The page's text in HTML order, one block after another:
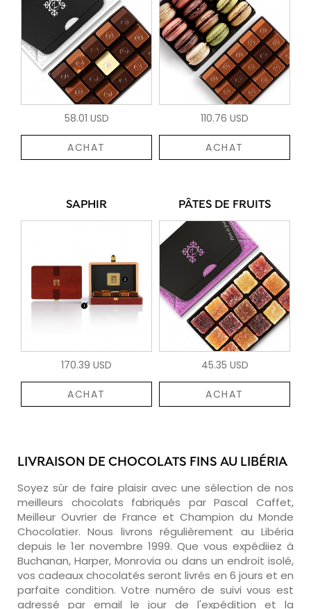
58.01 USD
ACHAT
110.76 USD
ACHAT
SAPHIR
170.39 USD
ACHAT
PÂTES DE FRUITS
45.35 USD
ACHAT
LIVRAISON DE CHOCOLATS FINS AU LIBÉRIA
Soyez sûr de faire plaisir avec une sélection de nos
meilleurs chocolats fabriqués par Pascal Caffet,
Meilleur Ouvrier de France et Champion du Monde
Chocolatier. Nous livrons régulièrement au Libéria
depuis le 1er novembre 1999. Que vous expédiiez à
Buchanan, Harper, Monrovia ou dans un endroit isolé,
vos cadeaux chocolatés seront livrés en 6 jours et en
parfaite condition. Votre numéro de suivi vous est
adressé par email le jour de l'expédition et la